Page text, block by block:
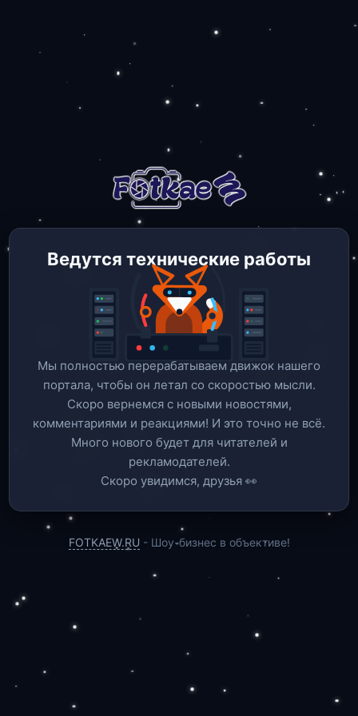
Ведутся технические работы
Мы полностью перерабатываем движок нашего
портала, чтобы он летал со скоростью мысли.
Скоро вернемся c новыми новостями,
комментариями и реакциями! И это точно не всё.
Много нового будет для читателей и
рекламодателей.
Скоро увидимся, друзья 👀
FOTKAEW.RU - Шоу-бизнес в объективе!